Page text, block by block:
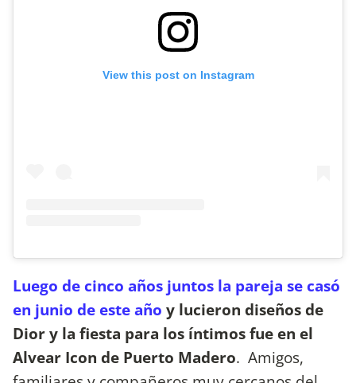
View this post on Instagram
Luego de cinco años juntos la pareja se casó
en junio de este año y lucieron diseños de
Dior y la fiesta para los íntimos fue en el
Alvear Icon de Puerto Madero. Amigos,